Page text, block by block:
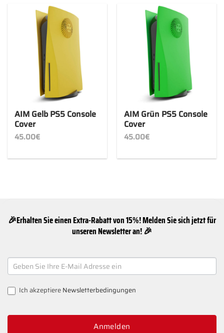
AIM Gelb PS5 Console
Cover
45.00€
AIM Grün PS5 Console
Cover
45.00€
🎉Erhalten Sie einen Extra-Rabatt von 15%! Melden Sie sich jetzt für
unseren Newsletter an! 🎉
NEWSLETTER
SIGNUP
Ich akzeptiereNewsletterbedingungen
Anmelden